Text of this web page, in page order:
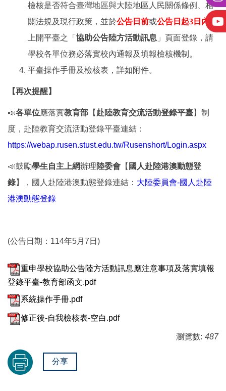
檢核是否符合臺灣地區與大陸地區人民關係條例、相
關法規及現行政策，並於公告日前或公告日起3日內
至
上開平臺之「 協助公告陸方活動訊息 」頁面登錄，請
學校各單位務必落實校內通報及填報檢核機制。
平臺操作手冊及檢核表，詳如附件。
【再次提醒】
📣各單位應落實教育部 【 赴陸教育交流活動登錄平臺】制
度，赴陸教育交流活動登錄平臺連結：
https://webap.rusen.stust.edu.tw/Rusenshort/Login.aspx
📣鼓勵學生自主上網辦理陸委會 【 國人赴陸港澳動態登
錄】，國人赴陸港澳動態登錄連結： 大陸委員會-國人赴陸
港澳動態登錄
(公告日期：114年5月7日)
重申學校協助公告陸方活動訊息應注意事項及落實填報
登錄平臺-教育部函文.pdf
系統操作手冊.pdf
修正後-自我檢核表-空白.pdf
瀏覽數: 487
分享